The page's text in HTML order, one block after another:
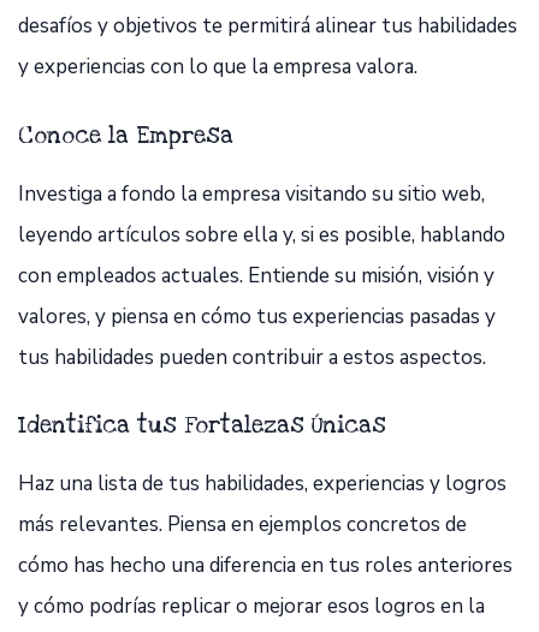
desafíos y objetivos te permitirá alinear tus habilidades
y experiencias con lo que la empresa valora.
Conoce la Empresa
Investiga a fondo la empresa visitando su sitio web,
leyendo artículos sobre ella y, si es posible, hablando
con empleados actuales. Entiende su misión, visión y
valores, y piensa en cómo tus experiencias pasadas y
tus habilidades pueden contribuir a estos aspectos.
Identifica tus Fortalezas Únicas
Haz una lista de tus habilidades, experiencias y logros
más relevantes. Piensa en ejemplos concretos de
cómo has hecho una diferencia en tus roles anteriores
y cómo podrías replicar o mejorar esos logros en la